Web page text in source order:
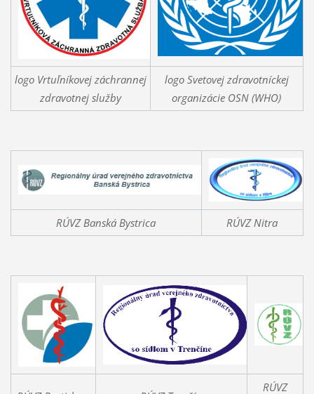
logo Vrtuľníkovej záchrannej
zdravotnej služby
logo Svetovej zdravotníckej
organizácie OSN (WHO)
RÚVZ Banská Bystrica RÚVZ Nitra
RÚVZ